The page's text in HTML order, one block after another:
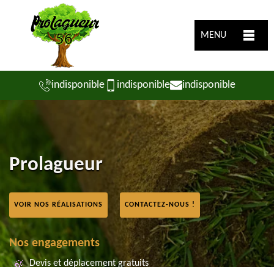
MENU
indisponible indisponible indisponible
Prolagueur
VOIR NOS RÉALISATIONS CONTACTEZ-NOUS !
Nos engagements
Devis et déplacement gratuits